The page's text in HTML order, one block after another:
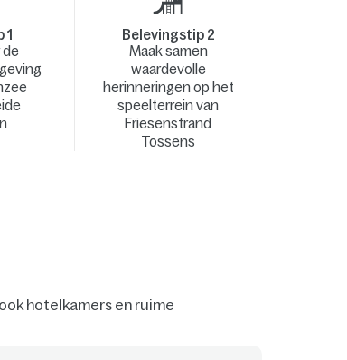
de
Belevingstip 2
Maak samen
waardevolle
herinneringen op het
speelterrein van
Friesenstrand
Tossens
hotelkamers en ruime